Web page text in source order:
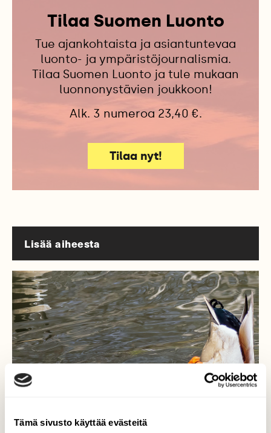
Tämä sivusto käyttää evästeitä
Tilaa Suomen Luonto
Tue ajankohtaista ja asiantuntevaa
luonto- ja ympäristöjournalismia.
Tilaa Suomen Luonto ja tule mukaan
luonnonystävien joukkoon!
Alk. 3 numeroa 23,40 €.
Tilaa nyt!
Lisää aiheesta